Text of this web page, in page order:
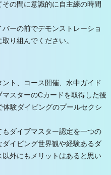
の間に意識的に自主練の時間
ーの前でデモンストレーショ
り組んでください。
ト、コース開催、水中ガイド
スターのCカードを取得した後
験ダイビングのプールセクシ
ダイブマスター認定を一つの
イビング世界観や経験あるダ
外にもメリットはあると思い